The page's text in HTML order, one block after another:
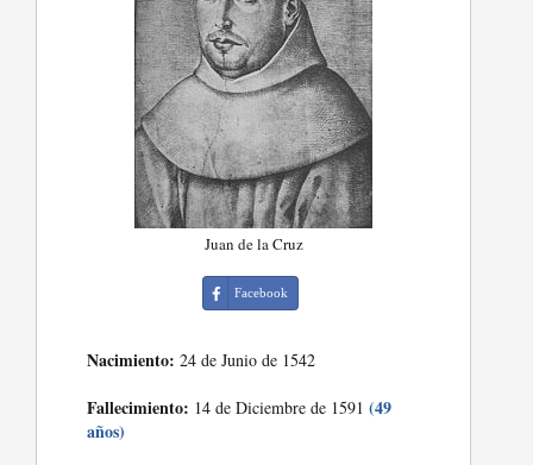
Juan de la Cruz
Facebook
Nacimiento: 24 de Junio de 1542
Fallecimiento: 14 de Diciembre de 1591(49
años)